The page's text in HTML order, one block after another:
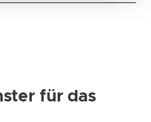
für das